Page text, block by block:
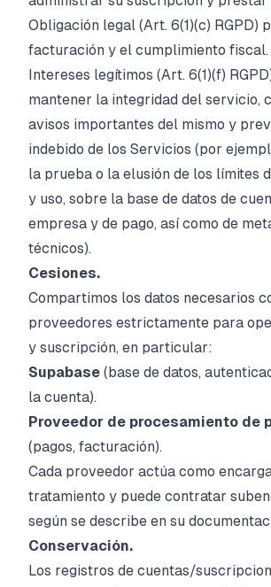
Obligación legal (Art. 6(1)(c) RGPD)
facturación y el cumplimiento fiscal.
Intereses legítimos (Art. 6(1)(f)
mantener la integridad del servicio,
avisos importantes del mismo y
indebido de los Servicios (por
la prueba o la elusión de los límites
y uso, sobre la base de datos de
empresa y de pago, así como de
técnicos).
Cesiones.
Compartimos los datos necesarios
proveedores estrictamente para
y suscripción, en particular:
Supabase (base de datos,
la cuenta).
Proveedor de procesamiento de
(pagos, facturación).
Cada proveedor actúa como
tratamiento y puede contratar
según se describe en su
Conservación.
Los registros de cuentas/